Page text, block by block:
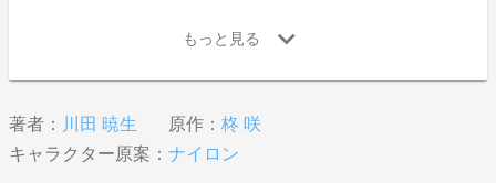
著者： 川田 暁生 原作： 柊 咲
キャラクター原案： ナイロン